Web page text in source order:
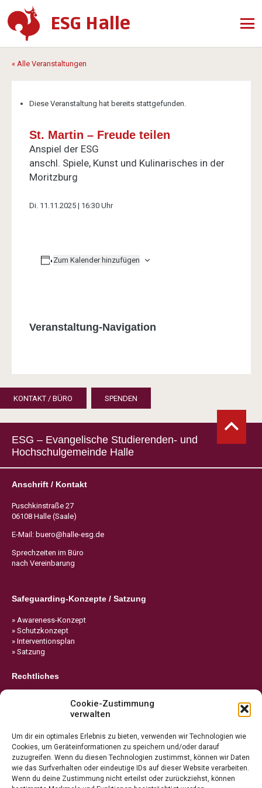
Cookie-Zustimmung
verwalten
Um dir ein optimales Erlebnis zu bieten, verwenden wir Technologien wie
Cookies, um Geräteinformationen zu speichern und/oder darauf
zuzugreifen. Wenn du diesen Technologien zustimmst, können wir Daten
wie das Surfverhalten oder eindeutige IDs auf dieser Website verarbeiten.
Wenn du deine Zustimmung nicht erteilst oder zurückziehst, können
ESG Halle
« Alle Veranstaltungen
Diese Veranstaltung hat bereits stattgefunden.
St. Martin – Freude teilen
Anspiel der ESG
anschl. Spiele, Kunst und Kulinarisches in der
Moritzburg
Di. 11.11.2025 | 16:30 Uhr
Zum Kalender hinzufügen
Veranstaltung-Navigation
KONTAKT / BÜRO SPENDEN
ESG – Evangelische Studierenden- und
Hochschulgemeinde Halle
Anschrift / Kontakt
Puschkinstraße 27
06108 Halle (Saale)
E-Mail: buero@halle-esg.de
Sprechzeiten im Büro
nach Vereinbarung
Safeguarding-Konzepte / Satzung
» Awareness-Konzept
» Schutzkonzept
» Interventionsplan
» Satzung
Rechtliches
» Cookie-Richtlinie